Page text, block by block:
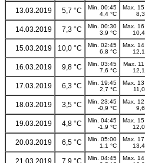
13.03.2019 5,7 °C
Min. 00:45
4,4 °C
Max.
14.03.2019 7,3 °C
Min. 00:30
3,9 °C
Max.
15.03.2019 10,0 °C
Min. 02:45
6,8 °C
Max.
16.03.2019 9,8 °C
Min. 03:45
7,6 °C
Max.
17.03.2019 6,3 °C
Min. 19:45
2,7 °C
Max.
18.03.2019 3,5 °C
Min. 23:45
-0,9 °C
Max.
19.03.2019 4,8 °C
Min. 04:45
-1,9 °C
Max.
20.03.2019 6,5 °C
Min. 05:00
1,1 °C
Max.
21.03.2019 7,9 °C
Min. 04:45
Max.